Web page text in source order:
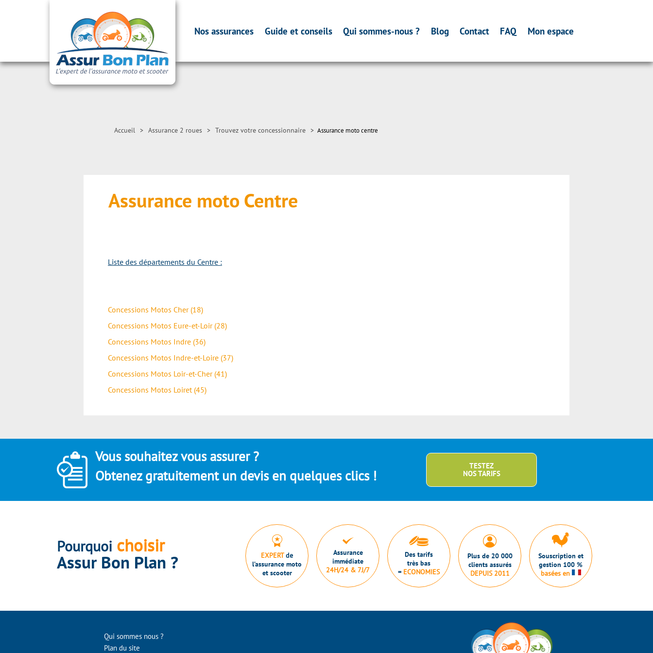
Nos assurances Guide et conseils Qui sommes-nous ? Blog Contact FAQ Mon espace
Accueil > Assurance 2 roues > Trouvez votre concessionnaire > Assurance moto centre
Assurance moto Centre
Liste des départements du Centre :
Concessions Motos Cher (18)
Concessions Motos Eure-et-Loir (28)
Concessions Motos Indre (36)
Concessions Motos Indre-et-Loire (37)
Concessions Motos Loir-et-Cher (41)
Concessions Motos Loiret (45)
Vous souhaitez vous assurer ?
Obtenez gratuitement un devis en quelques clics !
TESTEZ
NOS TARIFS
Pourquoi choisir
Assur Bon Plan ? EXPERTde
l’assurance moto
et scooter
Assurance
immédiate
24H/24 & 7J/7
Des tarifs
très bas
= ECONOMIES
Plus de 20 000
clients assurés
DEPUIS 2011
Souscription et
gestion 100 %
basées en
Qui sommes nous ?
Plan du site